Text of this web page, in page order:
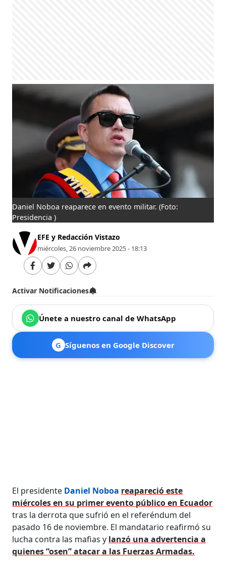
Daniel Noboa reaparece en evento militar.(Foto:
Presidencia )
EFE y Redacción Vistazo
miércoles, 26 noviembre 2025 - 18:13
Activar Notificaciones
Únete a nuestro canal de WhatsApp
G Síguenos en Google Discover
El presidente Daniel Noboa reapareció este
miércoles en su primer evento público en Ecuador
tras la derrota que sufrió en el referéndum del
pasado 16 de noviembre. El mandatario reafirmó su
lucha contra las mafias y lanzó una advertencia a
quienes “osen” atacar a las Fuerzas Armadas.